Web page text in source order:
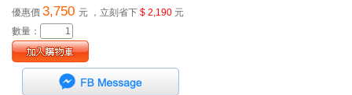
優惠價 3,750 元 ，立刻省下 $ 2,190 元
數量：